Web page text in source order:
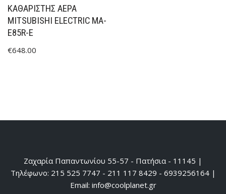
ΚΑΘΑΡΙΣΤΉΣ ΑΈΡΑ
MITSUBISHI ELECTRIC MA-
E85R-E
€648.00
Ζαχαρία Παπαντωνίου 55-57 - Πατήσια - 11145 |
Τηλέφωνο: 215 525 7747 - 211 117 8429 - 6939256164 |
Email: info@coolplanet.gr